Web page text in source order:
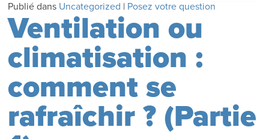
Publié dans Uncategorized | Posez votre question
Ventilation ou
climatisation :
comment se
rafraîchir ? (Partie